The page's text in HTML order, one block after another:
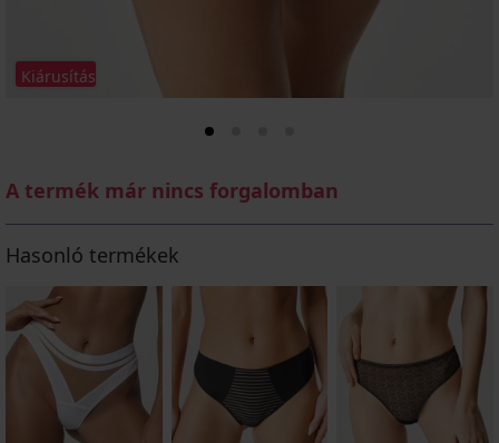
Kiárusítás
A termék már nincs forgalomban
Hasonló termékek